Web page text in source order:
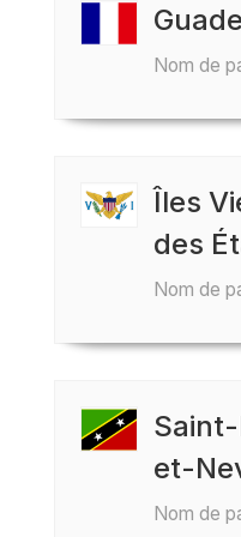
Nom de
Îles
des
Nom de
et-
Nom de